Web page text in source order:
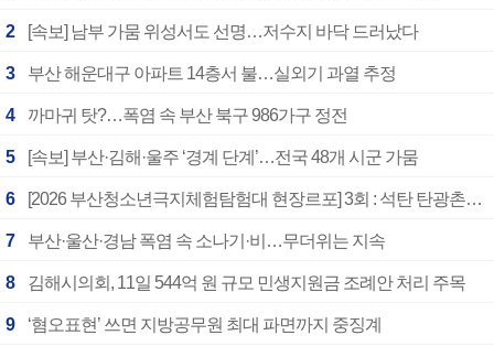
2 [속보] 남부 가뭄 위성서도 선명…저수지 바닥 드러났다
3 부산 해운대구 아파트 14층서 불…실외기 과열 추정
4 까마귀 탓?…폭염 속 부산 북구 986가구 정전
5 [속보] 부산·김해·울주 ‘경계 단계’…전국 48개 시군 가뭄
6 [2026 부산청소년극지체험탐험대 현장르포] 3회 : 석탄 탄광촌에서 북극 연구의 중심지로
7 부산·울산·경남 폭염 속 소나기·비…무더위는 지속
8 김해시의회, 11일 544억 원 규모 민생지원금 조례안 처리 주목
9 ‘혐오표현’ 쓰면 지방공무원 최대 파면까지 중징계